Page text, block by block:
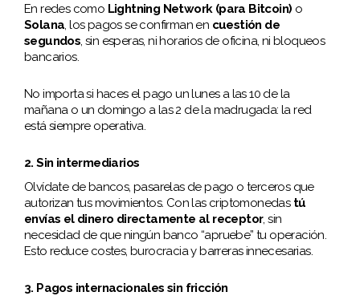
En redes como Lightning Network (para Bitcoin) o
Solana , los pagos se confirman en cuestión de
segundos , sin esperas, ni horarios de oficina, ni bloqueos
bancarios.
No importa si haces el pago un lunes a las 10 de la
mañana o un domingo a las 2 de la madrugada: la red
está siempre operativa.
2. Sin intermediarios
Olvídate de bancos, pasarelas de pago o terceros que
autorizan tus movimientos. Con las criptomonedas tú
envías el dinero directamente al receptor, sin
necesidad de que ningún banco “apruebe” tu operación.
Esto reduce costes, burocracia y barreras innecesarias.
3. Pagos internacionales sin fricción